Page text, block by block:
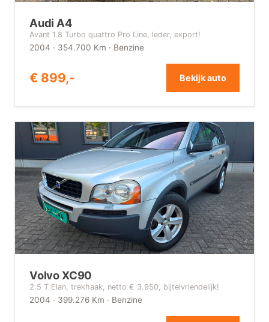
Audi A4
Avant 1.8 Turbo quattro Pro Line, leder, export!
2004 · 354.700 Km · Benzine
€ 899,- Bekijk auto
Volvo XC90
2.5 T Elan, trekhaak, netto € 3.950, bijtelvriendelijk!
2004 · 399.276 Km · Benzine